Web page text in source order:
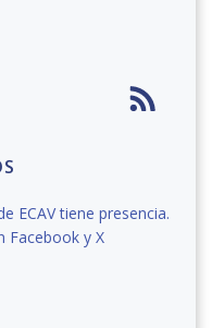
ECAV tiene presencia.
Facebook y X